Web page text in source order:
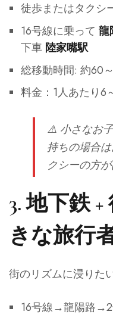
徒歩またはタクシ
16号線に乗って 龍
下車 陸家嘴駅
総移動時間: 約60
料金：1人あたり6
⚠️ 小さなお
持ちの場合
クシーの方
3.地下鉄 +
きな旅行
街のリズムに浸りた
16号線→龍陽路